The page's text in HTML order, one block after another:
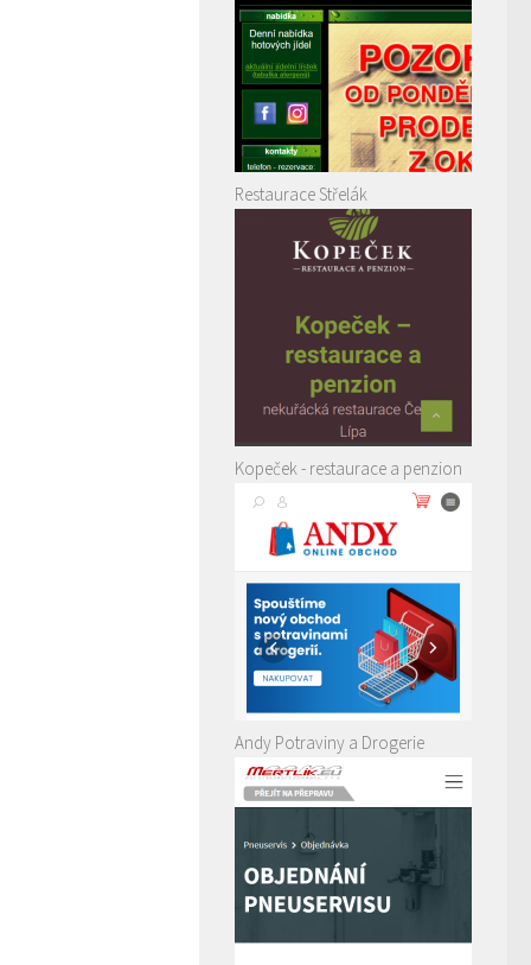
Restaurace Střelák
Kopeček - restaurace a penzion
Andy Potraviny a Drogerie